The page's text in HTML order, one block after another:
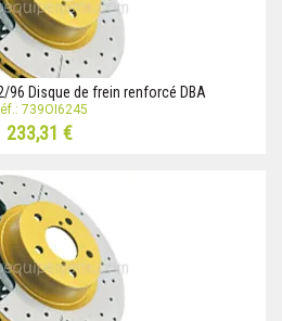
96 Disque de frein renforcé DBA
739OI6245
233,31 €